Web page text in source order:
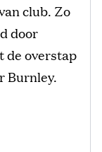
club. Zo
door
de overstap
Burnley.